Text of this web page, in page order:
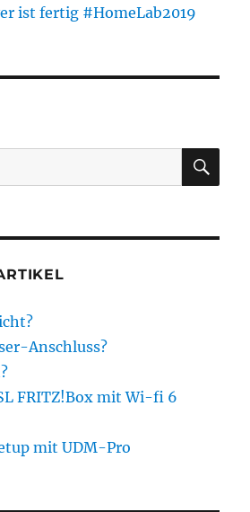
ist fertig #HomeLab2019
Anschluss?
FRITZ!Box mit Wi-fi 6
mit UDM-Pro